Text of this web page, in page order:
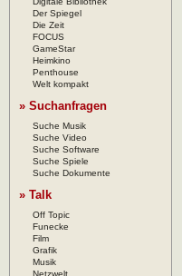
Der Spiegel
Die Zeit
FOCUS
GameStar
Heimkino
Penthouse
Welt kompakt
» Suchanfragen
Suche Musik
Suche Video
Suche Software
Suche Spiele
Suche Dokumente
» Talk
Off Topic
Funecke
Film
Grafik
Musik